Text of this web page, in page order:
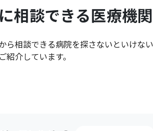
相談できる医療機関
ら相談できる病院を探さないといけな
介しています。